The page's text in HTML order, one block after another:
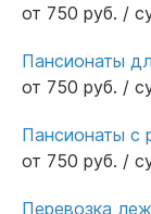
от 750 руб. /
Пансионаты
от 750 руб. /
Пансионаты с
от 750 руб. /
Перевозка